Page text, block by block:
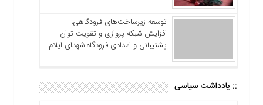
توسعه زیرساخت‌های فرودگاهی،
افزایش شبکه پروازی و تقویت توان
پشتیبانی و امدادی فرودگاه شهدای ایلام
:: یادداشت سیاسی